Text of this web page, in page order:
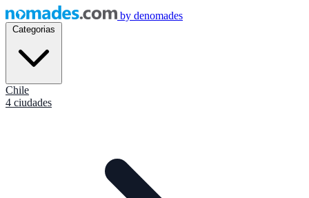
by denomades
Chile
4 ciudades